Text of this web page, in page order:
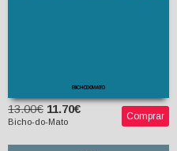
13.00€ 11.70€
Bicho-do-Mato Comprar